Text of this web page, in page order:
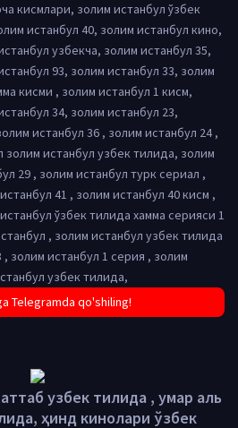
кисмлари, золим истанбул ўзбек
истанбул 40, золим истанбул кино,
узбекча, золим истанбул 35,
93, золим истанбул 33, золим
кисми , золим истанбул 1 кисм,
34, золим истанбул 23,
истанбул 36 , золим истанбул 24 ,
золим истанбул узбек тилида, золим
29 , золим истанбул турк сериал ,
41 , золим истанбул 40 кисм ,
ўзбек тилида хамма серияси 1
, золим истанбул узбек тилида
золим истанбул 1 серия , золим
узбек тилида,
Telegramda qo'shiling!
узбек тилида , умар аль
ҳинд кинолари ўзбек